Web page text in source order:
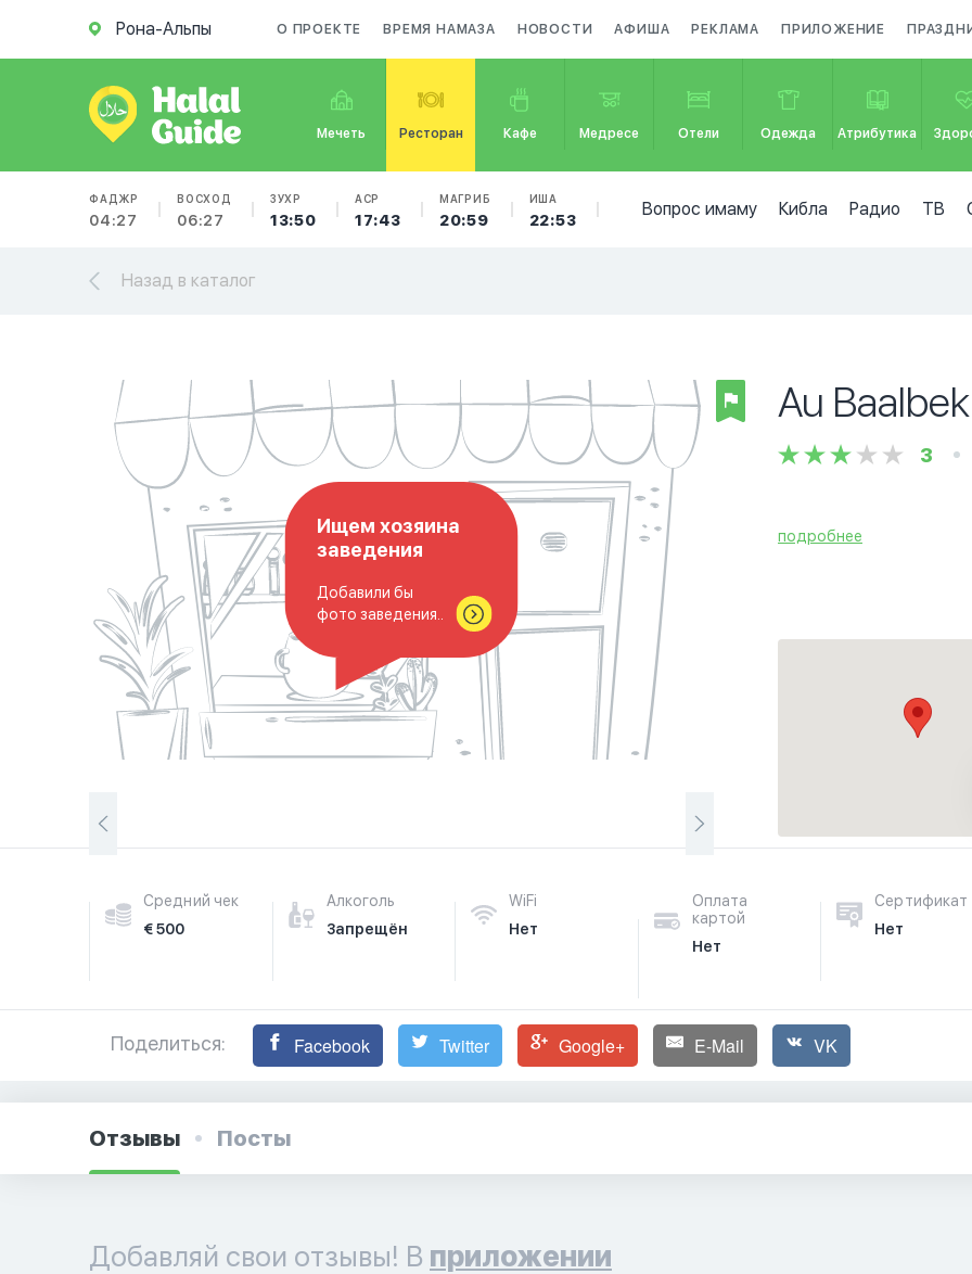
Рона-Альпы О ПРОЕКТЕ ВРЕМЯ НАМАЗА НОВОСТИ АФИША РЕКЛАМА ПРИЛОЖЕНИЕ
Мечеть Ресторан Кафе Медресе Отели Одежда Атрибутика
ФАДЖР
04:27
ВОСХОД
06:27
ЗУХР
13:50
АСР
17:43
МАГРИБ
20:59
ИША
22:53
Вопрос имаму Кибла Радио ТВ
Назад в каталог
Ищем хозяина
заведения
Добавили бы
фото заведения..
Au Baalbek
3
подробнее
Средний чек
€ 500
Алкоголь
Запрещён
WiFi
Нет
Оплата
картой
Нет
Сертификат
Нет
Поделиться: Facebook Twitter Google+ E-Mail VK
Отзывы Посты
Добавляй свои отзывы! В приложении